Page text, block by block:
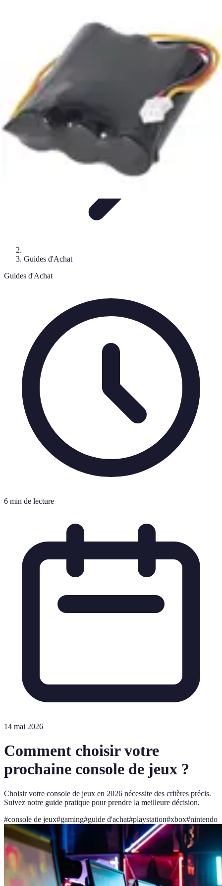
Psychologie et Sociologie
Univers Gamers
Guides d'Achat
Guides d'Achat
6 min de lecture
14 mai 2026
Comment choisir votre
prochaine console de jeux ?
Choisir votre console de jeux en 2026 nécessite des critères précis.
Suivez notre guide pratique pour prendre la meilleure décision.
#console de jeux#gaming#guide d'achat#playstation#xbox#nintendo